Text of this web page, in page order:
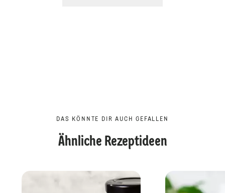
DAS KÖNNTE DIR AUCH GEFALLEN
Ähnliche Rezeptideen